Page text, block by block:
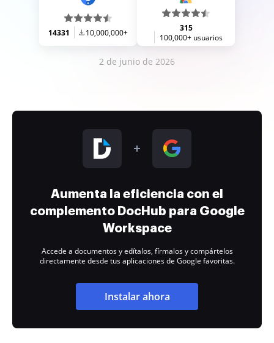
14331 10,000,000+
315
100,000+ usuarios
2 de junio de 2026
Aumenta la eficiencia con el
complemento DocHub para Google
Workspace
Accede a documentos y edítalos, fírmalos y compártelos
directamente desde tus aplicaciones de Google favoritas.
Instalar ahora